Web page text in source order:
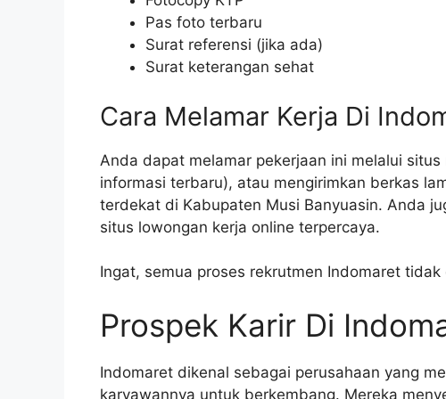
Pas foto terbaru
Surat referensi (jika ada)
Surat keterangan sehat
Cara Melamar Kerja Di
Anda dapat melamar pekerjaan ini melalui
informasi terbaru), atau mengirimkan berkas
terdekat di Kabupaten Musi Banyuasin. Anda
situs lowongan kerja online terpercaya.
Ingat, semua proses rekrutmen Indomaret
Prospek Karir Di
Indomaret dikenal sebagai perusahaan yang
karyawannya untuk berkembang. Mereka